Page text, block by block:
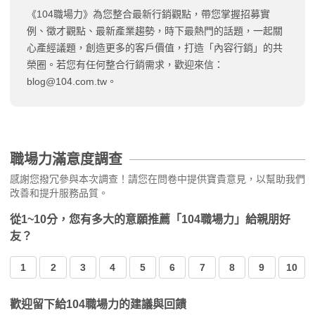
《104職場力》為您整合最新行銷觀點，帶您掌握招募實
例、徵才觀點、最新產業趨勢，時下最熱門的話題，一起關
心產經議題，創造更多的客戶價值，打造「內容行銷」的共
榮圈。若您有任何整合行銷需求，歡迎來信：
blog@104.com.tw 。
職場力滿意度調查
感謝您撥冗參與本次調查！請您在問卷中提供寶貴意見，以幫助我們
改善和提升服務品質。
從1~10分，您有多大的意願推薦「104職場力」給親朋好
友？
1 2 3 4 5 6 7 8 9 10
歡迎留下給104職場力的建議與回饋